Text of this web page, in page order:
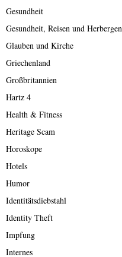
Gesundheit
Gesundheit, Reisen und Herbergen
Glauben und Kirche
Griechenland
Großbritannien
Hartz 4
Health & Fitness
Heritage Scam
Horoskope
Hotels
Humor
Identitätsdiebstahl
Identity Theft
Impfung
Internes